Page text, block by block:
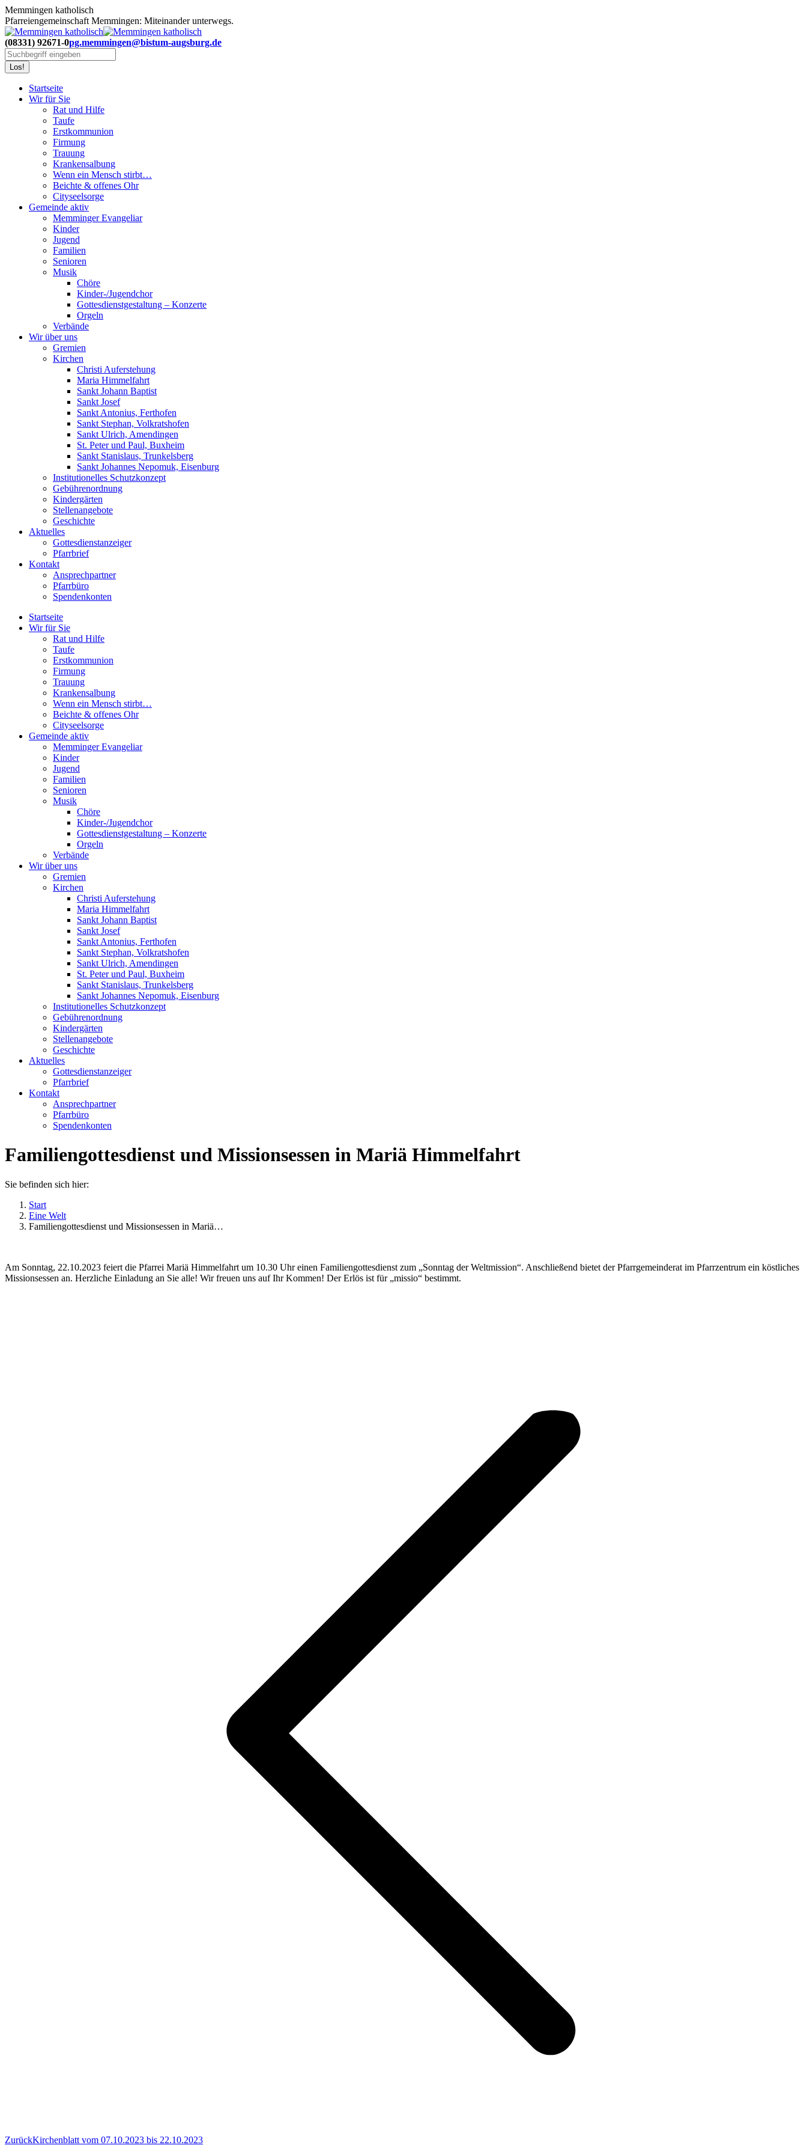
Zum
Inhalt
springen
Memmingen katholisch
Pfarreiengemeinschaft Memmingen: Miteinander unterwegs.
(08331) 92671-0pg.memmingen@bistum-augsburg.de
Search:
Startseite
Wir für Sie
Rat und Hilfe
Taufe
Erstkommunion
Firmung
Trauung
Krankensalbung
Wenn ein Mensch stirbt…
Beichte & offenes Ohr
Cityseelsorge
Gemeinde aktiv
Memminger Evangeliar
Kinder
Jugend
Familien
Senioren
Musik
Chöre
Kinder-/Jugendchor
Gottesdienstgestaltung – Konzerte
Orgeln
Verbände
Wir über uns
Gremien
Kirchen
Christi Auferstehung
Maria Himmelfahrt
Sankt Johann Baptist
Sankt Josef
Sankt Antonius, Ferthofen
Sankt Stephan, Volkratshofen
Sankt Ulrich, Amendingen
St. Peter und Paul, Buxheim
Sankt Stanislaus, Trunkelsberg
Sankt Johannes Nepomuk, Eisenburg
Institutionelles Schutzkonzept
Gebührenordnung
Kindergärten
Stellenangebote
Geschichte
Aktuelles
Gottesdienstanzeiger
Pfarrbrief
Kontakt
Ansprechpartner
Pfarrbüro
Spendenkonten
Startseite
Wir für Sie
Rat und Hilfe
Taufe
Erstkommunion
Firmung
Trauung
Krankensalbung
Wenn ein Mensch stirbt…
Beichte & offenes Ohr
Cityseelsorge
Gemeinde aktiv
Memminger Evangeliar
Kinder
Jugend
Familien
Senioren
Musik
Chöre
Kinder-/Jugendchor
Gottesdienstgestaltung – Konzerte
Orgeln
Verbände
Wir über uns
Gremien
Kirchen
Christi Auferstehung
Maria Himmelfahrt
Sankt Johann Baptist
Sankt Josef
Sankt Antonius, Ferthofen
Sankt Stephan, Volkratshofen
Sankt Ulrich, Amendingen
St. Peter und Paul, Buxheim
Sankt Stanislaus, Trunkelsberg
Sankt Johannes Nepomuk, Eisenburg
Institutionelles Schutzkonzept
Gebührenordnung
Kindergärten
Stellenangebote
Geschichte
Aktuelles
Gottesdienstanzeiger
Pfarrbrief
Kontakt
Ansprechpartner
Pfarrbüro
Spendenkonten
Familiengottesdienst und Missionsessen in Mariä Himmelfahrt
Sie befinden sich hier:
Start
Eine Welt
Familiengottesdienst und Missionsessen in Mariä…
Am Sonntag, 22.10.2023 feiert die Pfarrei Mariä Himmelfahrt um 10.30 Uhr einen Familiengottesdienst zum „Sonntag der Weltmission“. Anschließend bietet der Pfarrgemeinderat im Pfarrzentrum ein köstliches
Missionsessen an. Herzliche Einladung an Sie alle! Wir freuen uns auf Ihr Kommen! Der Erlös ist für „missio“ bestimmt.
ZurückVorheriger
Kirchenblatt vom 07.10.2023 bis 22.10.2023